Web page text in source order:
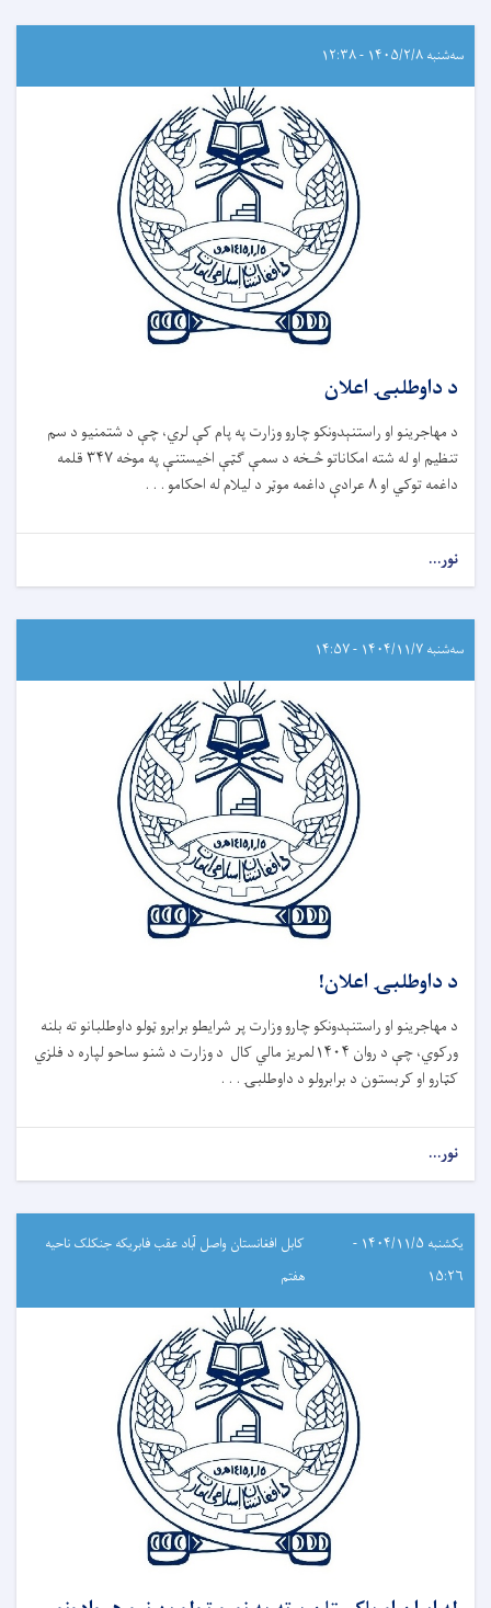
سه‌شنبه ۱۴۰۵/۲/۸ - ۱۲:۳۸
د داوطلبۍ اعلان
د مهاجرینو او راستنېدونکو چارو وزارت په پام کې لري، چې د شتمنیو د سم
تنظیم او له شته امکاناتو څـخه د سمې ګټې اخیستنې په موخه ۳۴۷ قلمه
داغمه توکي او ۸ عرادې داغمه موټر د لیلام له احکامو . . .
نور...
سه‌شنبه ۱۴۰۴/۱۱/۷ - ۱۴:۵۷
د داوطلبۍ اعلان!
د مهاجرینو او راستنېدونکو چارو وزارت پر شرایطو برابرو ټولو داوطلبانو ته بلنه
ورکوي، چې د روان ۱۴۰۴لمریز مالي کال د وزارت د شنو ساحو لپاره د فلزي
کټارو او کربستون د برابرولو د داوطلبۍ . . .
نور...
یکشنبه ۱۴۰۴/۱۱/۵ -
۱۵:۲۶
کابل افغانستان واصل آباد عقب فابریکه جنکلک ناحیه
هفتم